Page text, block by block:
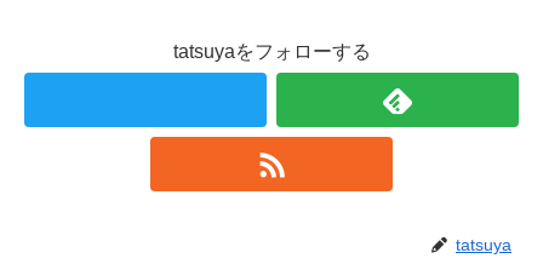
tatsuyaをフォローする
tatsuya